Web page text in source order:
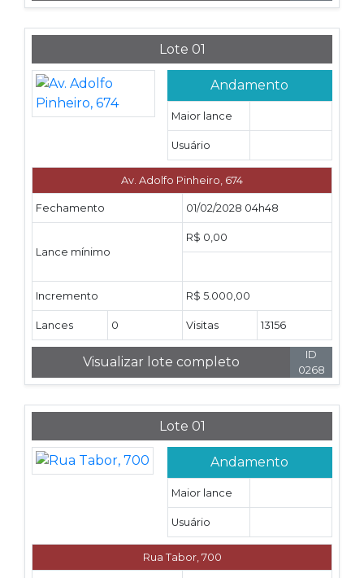
Lote 01
Andamento
Maior lance
Usuário
Av. Adolfo Pinheiro, 674
Fechamento 01/02/2028 04h48
Lance mínimo
R$ 0,00
Incremento R$ 5.000,00
Lances 0 Visitas 13156
Visualizar lote completo
ID
0268
Lote 01
Andamento
Maior lance
Usuário
Rua Tabor, 700